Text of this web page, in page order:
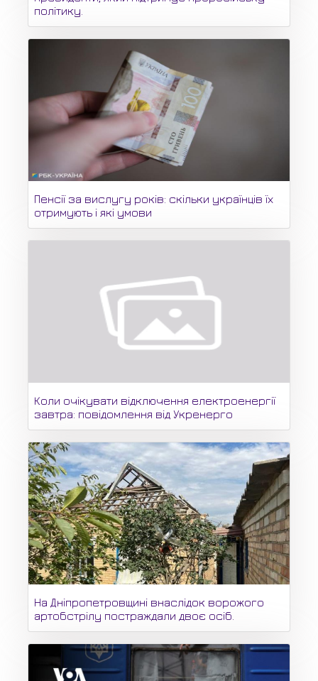
політику.
Пенсії за вислугу років: скільки українців їх
отримують і які умови
Коли очікувати відключення електроенергії
завтра: повідомлення від Укренерго
На Дніпропетровщині внаслідок ворожого
артобстрілу постраждали двоє осіб.